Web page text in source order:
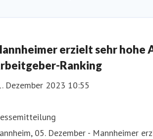
erzielt sehr
Ranking
Dezember 2023 10:55
05. Dezember - Mannheimer